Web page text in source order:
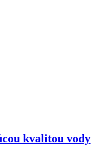
kvalitou vody